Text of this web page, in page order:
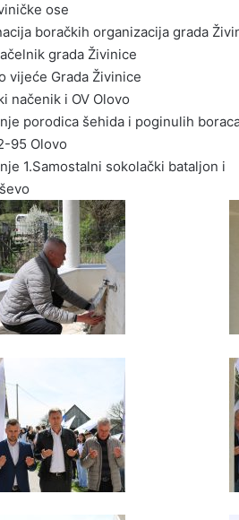
ose
boračkih organizacija grada
grada Živinice
vijeće Grada Živinice
načenik i OV Olovo
porodica šehida i poginulih
95 Olovo
1.Samostalni sokolački bataljon i